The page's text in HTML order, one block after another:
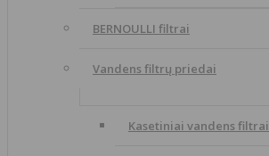
BERNOULLI filtrai
Vandens filtrų priedai
Kasetiniai vandens filtrai